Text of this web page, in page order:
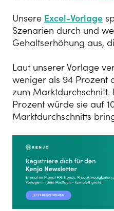
Unsere Excel-Vorlage
Szenarien durch und
Gehaltserhöhung aus,
Laut unserer Vorlage
weniger als 94 Prozent
zum Marktdurchschnitt.
Prozent würde sie auf
Marktdurchschnitts